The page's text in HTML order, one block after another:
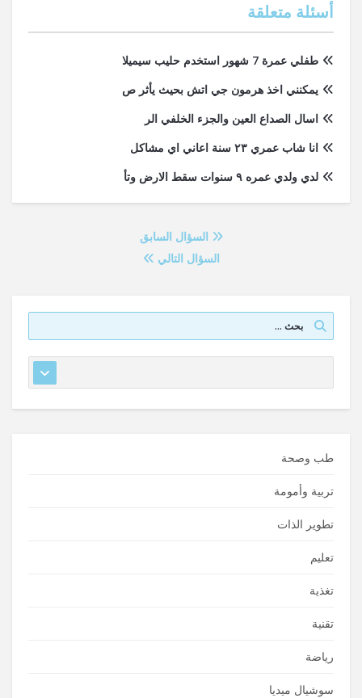
أسئلة متعلقة
طفلي عمرة 7 شهور استخدم حليب سيميلا
يمكنني اخذ هرمون جي اتش بحيث يأثر ص
اسال الصداع العين والجزء الخلفي الر
انا شاب عمري ٢٣ سنة اعاني اي مشاكل
لدي ولدي عمره ٩ سنوات سقط الارض وتأ
السؤال السابق
السؤال التالي
طب وصحة
تربية وأمومة
تطوير الذات
تعليم
تغذية
تقنية
رياضة
سوشيال ميديا